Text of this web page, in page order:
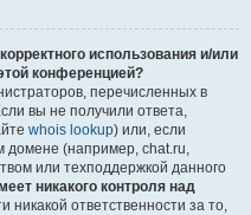
использования и/или
конференцией?
перечисленных в
вы не получили ответа,
whois lookup) или, если
домене (например, chat.ru,
или техподдержкой данного
никакого контроля над
никакой ответственности за то,